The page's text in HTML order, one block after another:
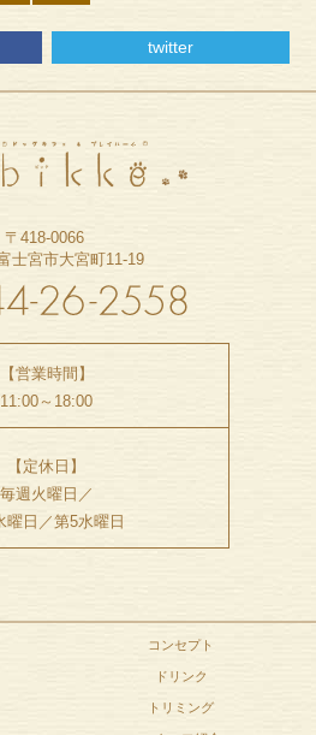
twitter
〒418-0066
士宮市大宮町11-19
【営業時間】
11:00～18:00
【定休日】
毎週火曜日／
曜日／第5水曜日
コンセプト
ドリンク
トリミング